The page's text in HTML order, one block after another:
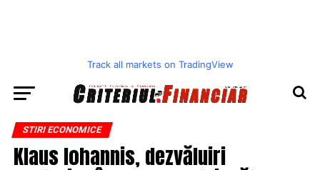
Track all markets on TradingView
STIRI ECONOMICE
Klaus Iohannis, dezvăluiri